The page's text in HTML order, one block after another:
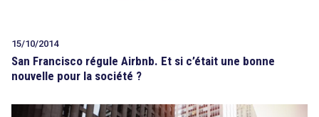
15/10/2014
San Francisco régule Airbnb. Et si c’était une bonne
nouvelle pour la société ?